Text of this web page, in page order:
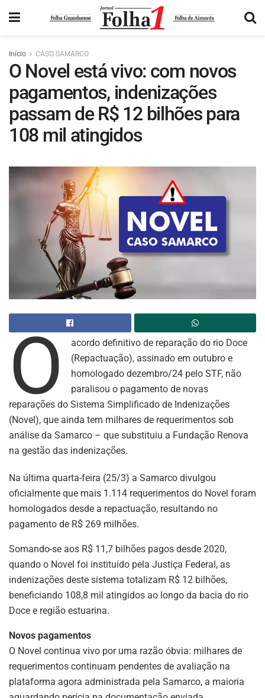
Início CASO SAMARCO
O Novel está vivo: com novos
pagamentos, indenizações
passam de R$ 12 bilhões para
108 mil atingidos
O
acordo definitivo de reparação do rio Doce
(Repactuação), assinado em outubro e
homologado dezembro/24 pelo STF, não
paralisou o pagamento de novas
reparações do Sistema Simplificado de Indenizações
(Novel), que ainda tem milhares de requerimentos sob
análise da Samarco – que substituiu a Fundação Renova
na gestão das indenizações.
Na última quarta-feira (25/3) a Samarco divulgou
oficialmente que mais 1.114 requerimentos do Novel foram
homologados desde a repactuação, resultando no
pagamento de R$ 269 milhões.
Somando-se aos R$ 11,7 bilhões pagos desde 2020,
quando o Novel foi instituído pela Justiça Federal, as
indenizações deste sistema totalizam R$ 12 bilhões,
beneficiando 108,8 mil atingidos ao longo da bacia do rio
Doce e região estuarina.
Novos pagamentos
O Novel continua vivo por uma razão óbvia: milhares de
requerimentos continuam pendentes de avaliação na
plataforma agora administrada pela Samarco, a maioria